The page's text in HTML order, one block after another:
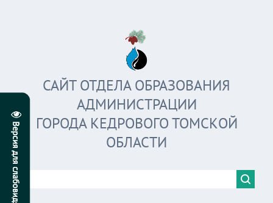
САЙТ ОТДЕЛА ОБРАЗОВАНИЯ
АДМИНИСТРАЦИИ
ГОРОДА КЕДРОВОГО ТОМСКОЙ
ОБЛАСТИ